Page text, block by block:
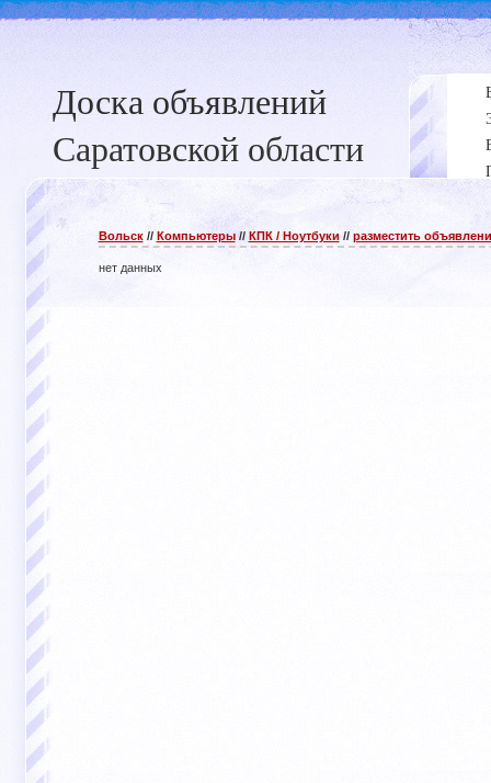
Доска объявлений
Саратовской области
Вольск// Компьютеры// КПК / Ноутбуки // разместить
нет данных